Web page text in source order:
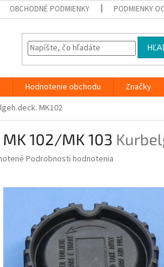
OBCHODNÉ PODMIENKY PODMIENKY
Hodnotenie obchodu
Značky
MK102
MK 102/MK 103
Podrobnosti hodnotenia